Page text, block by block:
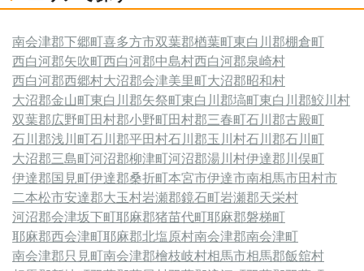
南会津郡下郷町喜多方市双葉郡楢葉町東白川郡棚倉町
西白河郡矢吹町西白河郡中島村西白河郡泉崎村
西白河郡西郷村大沼郡会津美里町大沼郡昭和村
大沼郡金山町東白川郡矢祭町東白川郡塙町東白川郡鮫川村
双葉郡広野町田村郡小野町田村郡三春町石川郡古殿町
石川郡浅川町石川郡平田村石川郡玉川村石川郡石川町
大沼郡三島町河沼郡柳津町河沼郡湯川村伊達郡川俣町
伊達郡国見町伊達郡桑折町本宮市伊達市南相馬市田村市
二本松市安達郡大玉村岩瀬郡鏡石町岩瀬郡天栄村
河沼郡会津坂下町耶麻郡猪苗代町耶麻郡磐梯町
耶麻郡西会津町耶麻郡北塩原村南会津郡南会津町
南会津郡只見町南会津郡檜枝岐村相馬市相馬郡飯舘村